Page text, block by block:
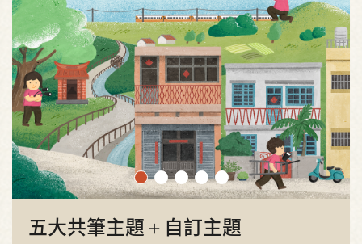
五大共筆主題＋自訂主題